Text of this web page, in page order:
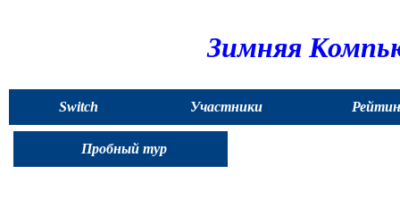
Зимняя
Switch
to
English
Участники
Пробный тур